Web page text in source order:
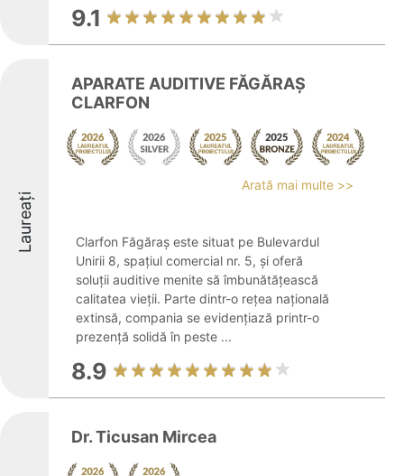
9.1
Laureați
APARATE AUDITIVE FĂGĂRAȘ
CLARFON
Arată mai multe >>
Clarfon Făgăraș este situat pe Bulevardul
Unirii 8, spațiul comercial nr. 5, și oferă
soluții auditive menite să îmbunătățească
calitatea vieții. Parte dintr-o rețea națională
extinsă, compania se evidențiază printr-o
prezență solidă în peste ...
8.9
Dr. Ticusan Mircea